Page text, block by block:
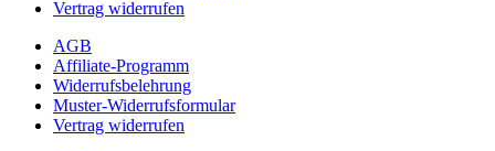
Vertrag widerrufen
AGB
Affiliate-Programm
Widerrufsbelehrung
Muster-Widerrufsformular
Vertrag widerrufen